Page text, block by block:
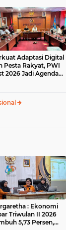
Adaptasi Digital
Pesta Rakyat, PWI
2026 Jadi Agenda
: Ekonomi
Triwulan II 2026
5,73 Persen,